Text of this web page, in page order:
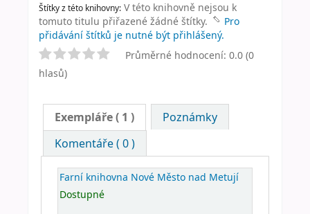
Štítky z této knihovny: V této knihovně nejsou k
tomuto titulu přiřazené žádné štítky.
Pro
přidávání štítků je nutné být přihlášený.
Průměrné hodnocení: 0.0 (0
hlasů)
Exempláře( 1 )
Poznámky
Komentáře ( 0 )
Farní knihovna Nové Město nad Metují
Dostupné